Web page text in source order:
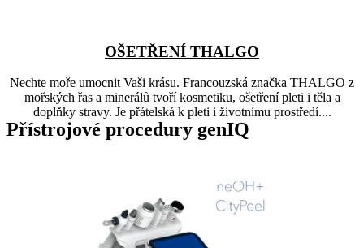
OŠETŘENÍ THALGO
Nechte moře umocnit Vaši krásu. Francouzská značka THALGO z
mořských řas a minerálů tvoří kosmetiku, ošetření pleti i těla a
doplňky stravy. Je přátelská k pleti i životnímu prostředí....
Přístrojové procedury genIQ